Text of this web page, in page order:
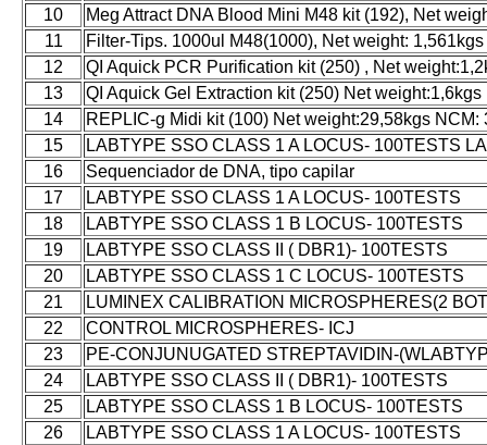
10
Meg Attract DNA Blood Mini M48 kit (192), Net
11
Filter-Tips. 1000ul M48(1000), Net weight:
12
QI Aquick PCR Purification kit (250) , Net
13
QI Aquick Gel Extraction kit (250) Net
14
REPLIC-g Midi kit (100) Net weight:29,58kgs
15
LABTYPE SSO CLASS 1 A LOCUS- 100TESTS
16
Sequenciador de DNA, tipo capilar
17
LABTYPE SSO CLASS 1 A LOCUS- 100TESTS
18
LABTYPE SSO CLASS 1 B LOCUS- 100TESTS
19
LABTYPE SSO CLASS II ( DBR1)- 100TESTS
20
LABTYPE SSO CLASS 1 C LOCUS- 100TESTS
21
LUMINEX CALIBRATION MICROSPHERES(2
22
CONTROL MICROSPHERES- ICJ
23
PE-CONJUNUGATED STREPTAVIDIN-
24
LABTYPE SSO CLASS II ( DBR1)- 100TESTS
25
LABTYPE SSO CLASS 1 B LOCUS- 100TESTS
26
LABTYPE SSO CLASS 1 A LOCUS- 100TESTS